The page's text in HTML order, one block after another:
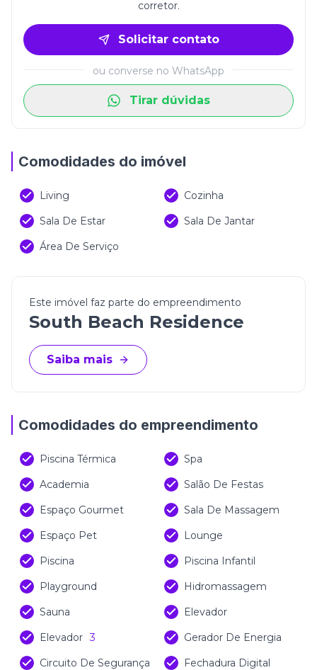
completa de lazer e uma localização privilegiada,
próxima ao mar e cercada por tudo o que facilita a
rotina. Morar aqui é desfrutar de um ambiente
moderno, seguro e valorizado, onde cada detalhe
contribui para uma vida mais leve e exclusiva. Uma
excelente oportunidade para quem deseja investir
ou viver com alto padrão em um dos destinos mais
corretor.
Solicitar contato
ou converse no WhatsApp
Tirar dúvidas
Comodidades do imóvel
Living
Cozinha
Sala De Estar
Sala De Jantar
Área De Serviço
Este imóvel faz parte do empreendimento
South Beach Residence
Saiba mais
Comodidades do empreendimento
Piscina Térmica
Spa
Academia
Salão De Festas
Espaço Gourmet
Sala De Massagem
Espaço Pet
Lounge
Piscina
Piscina Infantil
Playground
Hidromassagem
Sauna
Elevador
Elevador 3
Gerador De Energia
Circuito De Segurança
Fechadura Digital